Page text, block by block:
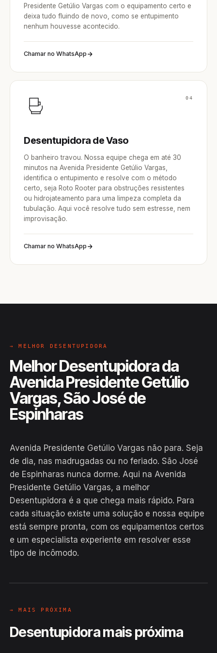
Presidente Getúlio Vargas com o equipamento certo e
deixa tudo fluindo de novo, como se entupimento
nenhum houvesse acontecido.
Chamar no WhatsApp
04
Desentupidora de Vaso
O banheiro travou. Nossa equipe chega em até 30
minutos na Avenida Presidente Getúlio Vargas,
identifica o entupimento e resolve com o método
certo, seja Roto Rooter para obstruções resistentes
ou hidrojateamento para uma limpeza completa da
tubulação. Aqui você resolve tudo sem estresse, nem
improvisação.
Chamar no WhatsApp
→ MELHOR DESENTUPIDORA
Melhor Desentupidora da
Avenida Presidente Getúlio
Vargas, São José de
Espinharas
Avenida Presidente Getúlio Vargas não para. Seja
de dia, nas madrugadas ou no feriado. São José
de Espinharas nunca dorme. Aqui na Avenida
Presidente Getúlio Vargas, a melhor
Desentupidora é a que chega mais rápido. Para
cada situação existe uma solução e nossa equipe
está sempre pronta, com os equipamentos certos
e um especialista experiente em resolver esse
tipo de incômodo.
EM CAMPO
Hiroshiro · Avenida Presidente
Getúlio Vargas, São José de
→ MAIS PRÓXIMA
Desentupidora mais próxima